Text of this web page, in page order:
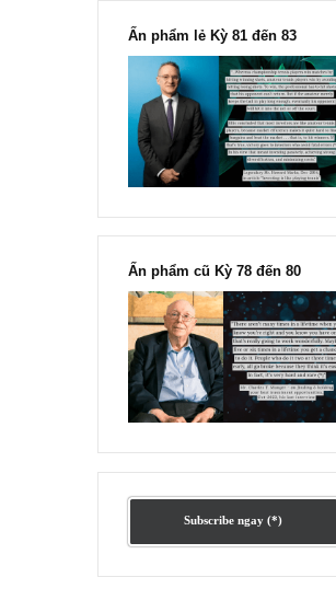
Ấn phẩm lẻ Kỳ 81 đến 83
Ấn phẩm cũ Kỳ 78 đến 80